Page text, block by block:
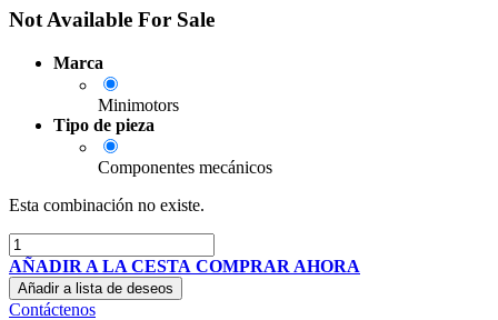
Not Available For Sale
Marca
Minimotors
Tipo de pieza
Componentes mecánicos
Esta combinación no existe.
AÑADIR A LA CESTA COMPRAR AHORA
Añadir a lista de deseos
Contáctenos